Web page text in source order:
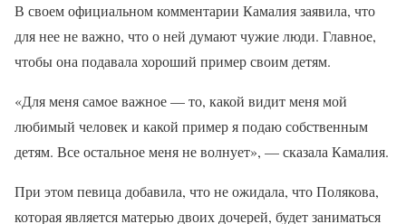
В своем официальном комментарии Камалия заявила, что
для нее не важно, что о ней думают чужие люди. Главное,
чтобы она подавала хороший пример своим детям.
«Для меня самое важное — то, какой видит меня мой
любимый человек и какой пример я подаю собственным
детям. Все остальное меня не волнует», — сказала Камалия.
При этом певица добавила, что не ожидала, что Полякова,
которая является матерью двоих дочерей, будет заниматься